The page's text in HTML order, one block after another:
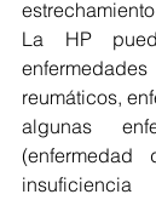
La HP
reumáticos,
algunas